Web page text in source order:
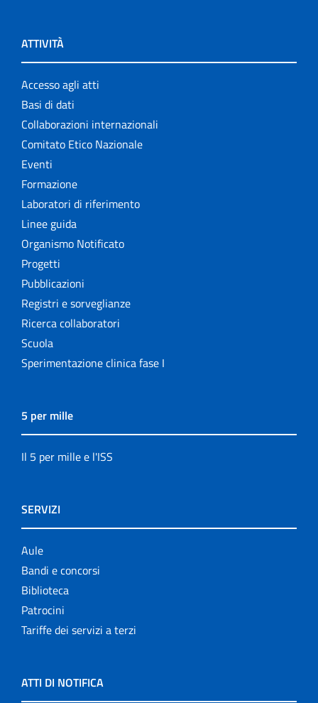
ATTIVITÀ
Accesso agli atti
Basi di dati
Collaborazioni internazionali
Comitato Etico Nazionale
Eventi
Formazione
Laboratori di riferimento
Linee guida
Organismo Notificato
Progetti
Pubblicazioni
Registri e sorveglianze
Ricerca collaboratori
Scuola
Sperimentazione clinica fase I
5 per mille
Il 5 per mille e l'ISS
SERVIZI
Aule
Bandi e concorsi
Biblioteca
Patrocini
Tariffe dei servizi a terzi
ATTI DI NOTIFICA